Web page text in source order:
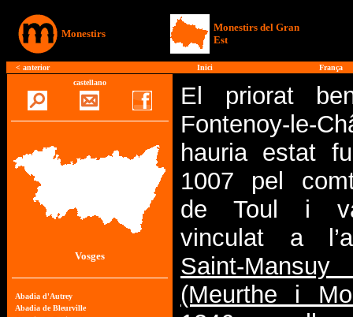
Monestirs
Monestirs del Gran
Est
< anterior Inici
França
castellano
Vosges
El priorat
Fontenoy-le-
hauria estat
1007 pel
de Toul i
vinculat a
Saint-
(Meurthe i